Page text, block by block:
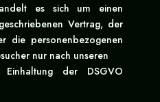
es sich um einen
Vertrag, der
die personenbezogenen
nur nach unseren
der DSGVO